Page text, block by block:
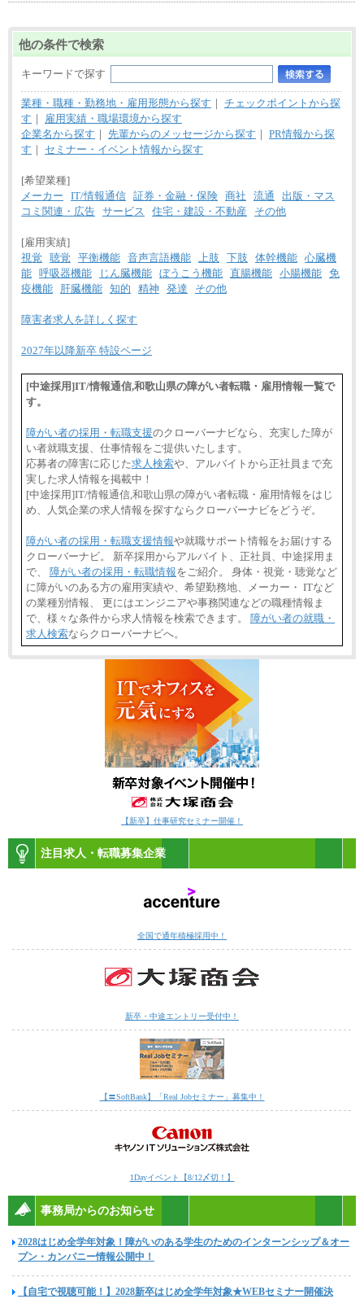
他の条件で検索
キーワードで探す
業種・職種・勤務地・雇用形態から探す ｜ チェックポイントから探
す ｜
雇用実績・職場環境から探す
企業名から探す ｜ 先輩からのメッセージから探す ｜ PR情報から探
す ｜ セミナー・イベント情報から探す
[希望業種]
メーカー
IT/情報通信 証券・金融・保険 商社 流通
出版・マス
コミ関連・広告 サービス 住宅・建設・不動産 その他
[雇用実績]
視覚
聴覚 平衡機能 音声言語機能 上肢 下肢 体幹機能 心臓機
能 呼吸器機能 じん臓機能 ぼうこう機能 直腸機能 小腸機能 免
疫機能
肝臓機能 知的 精神 発達 その他
障害者求人を詳しく探す
2027年以降新卒 特設ページ
[中途採用]IT/情報通信,和歌山県の障がい者転職・雇用情報一覧で
す。
障がい者の採用・転職支援のクローバーナビなら、充実した障が
い者就職支援、仕事情報をご提供いたします。
応募者の障害に応じた求人検索や、アルバイトから正社員まで充
実した求人情報を掲載中！
[中途採用]IT/情報通信,和歌山県の障がい者転職・雇用情報をはじ
め、人気企業の求人情報を探すならクローバーナビをどうぞ。
障がい者の採用・転職支援情報や就職サポート情報をお届けする
クローバーナビ。 新卒採用からアルバイト、正社員、中途採用ま
で、 障がい者の採用・転職情報をご紹介。 身体・視覚・聴覚など
に障がいのある方の雇用実績や、希望勤務地、メーカー・ ITなど
の業種別情報、 更にはエンジニアや事務関連などの職種情報ま
で、様々な条件から求人情報を検索できます。 障がい者の就職・
求人検索ならクローバーナビへ。
【新卒】仕事研究セミナー開催！
注目求人・転職募集企業
全国で通年積極採用中！
新卒・中途エントリー受付中！
【〓SoftBank】「Real Jobセミナー」募集中！
1Dayイベント【8/12〆切！】
事務局からのお知らせ
2028はじめ全学年対象！障がいのある学生のためのインターンシップ＆オー
プン・カンパニー情報公開中！
【自宅で視聴可能！】2028新卒はじめ全学年対象★WEBセミナー開催決